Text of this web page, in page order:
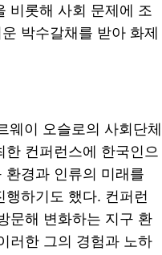
비롯해 사회 문제에 조
박수갈채를 받아 화제
웨이 오슬로의 사회단체
한 컨퍼런스에 한국인으
환경과 인류의 미래를
하기도 했다. 컨퍼런
문해 변화하는 지구 환
러한 그의 경험과 노하